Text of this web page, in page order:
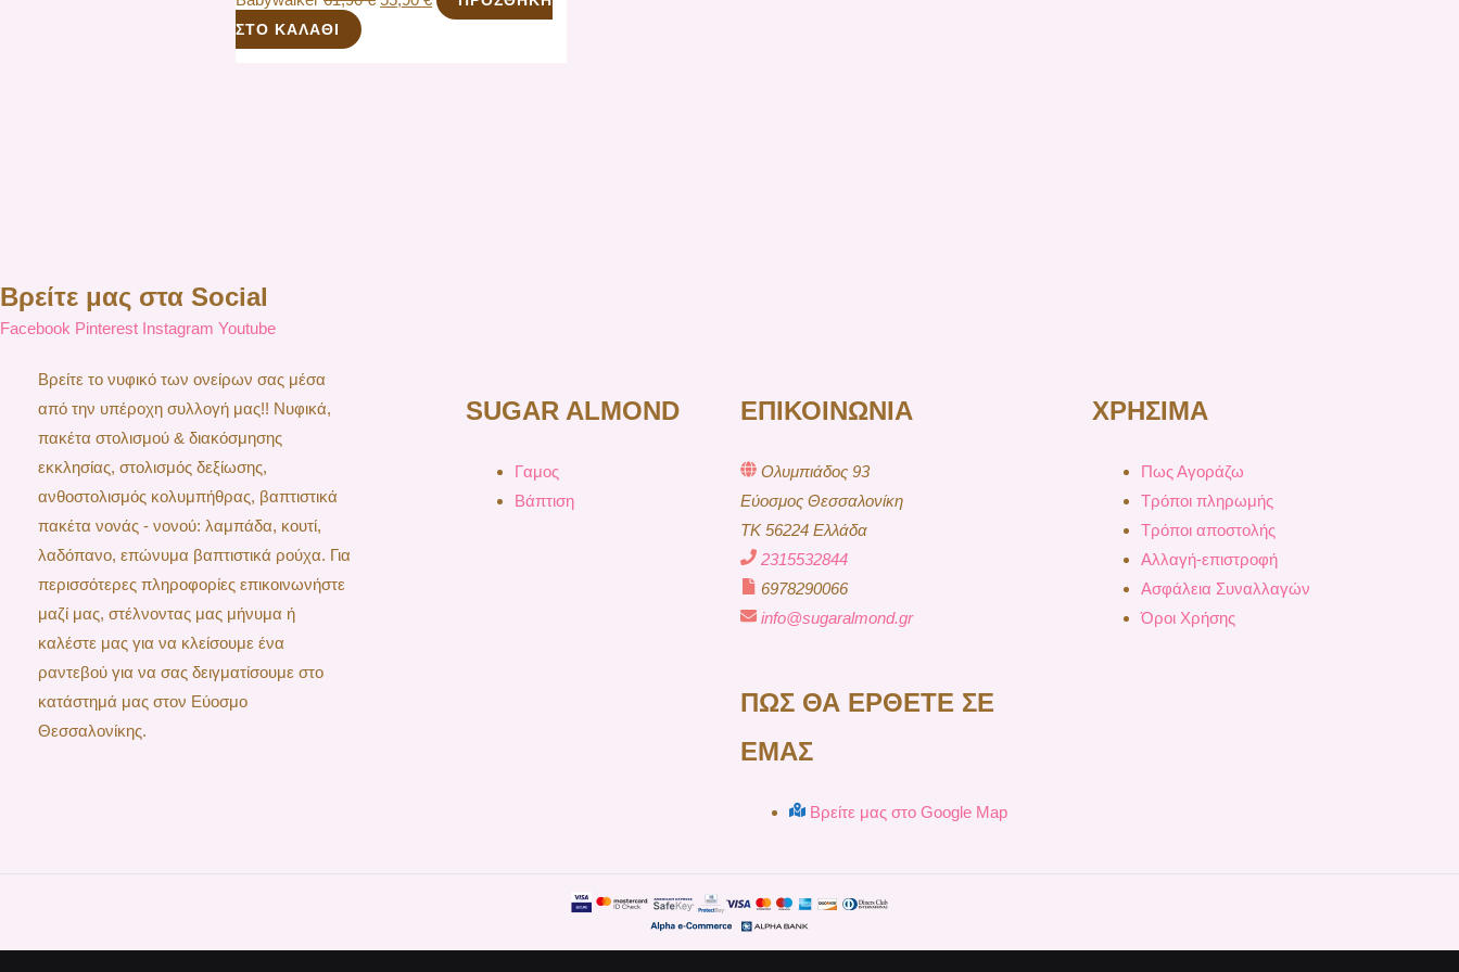
ΣΤΟ ΚΑΛΆΘΙ
Βρείτε μας στα Social
Facebook Pinterest Instagram Youtube
Βρείτε το νυφικό των ονείρων σας μέσα
από την υπέροχη συλλογή μας!! Νυφικά,
πακέτα στολισμού & διακόσμησης
εκκλησίας, στολισμός δεξίωσης,
ανθοστολισμός κολυμπήθρας, βαπτιστικά
πακέτα νονάς - νονού: λαμπάδα, κουτί,
λαδόπανο, επώνυμα βαπτιστικά ρούχα. Για
περισσότερες πληροφορίες επικοινωνήστε
μαζί μας, στέλνοντας μας μήνυμα ή
καλέστε μας για να κλείσουμε ένα
ραντεβού για να σας δειγματίσουμε στο
κατάστημά μας στον Εύοσμο
Θεσσαλονίκης.
SUGAR ALMOND
Γαμος
Βάπτιση
ΕΠΙΚΟΙΝΩΝΙΑ
Ολυμπιάδος 93
Εύοσμος Θεσσαλονίκη
TK 56224 Ελλάδα
2315532844
6978290066
info@sugaralmond.gr
ΠΩΣ ΘΑ ΕΡΘΕΤΕ ΣΕ
ΕΜΑΣ
Βρείτε μας στο Google Map
ΧΡΗΣΙΜΑ
Πως Αγοράζω
Τρόποι πληρωμής
Τρόποι αποστολής
Αλλαγή-επιστροφή
Ασφάλεια Συναλλαγών
Όροι Χρήσης